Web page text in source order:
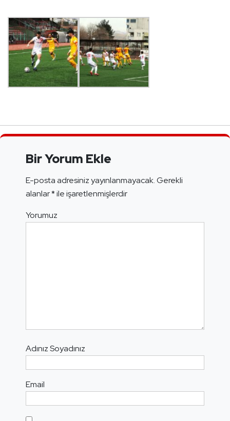
Bir Yorum Ekle
E-posta adresiniz yayınlanmayacak.Gerekli
alanlar*ile işaretlenmişlerdir
Yorumuz
Adınız Soyadınız
Email